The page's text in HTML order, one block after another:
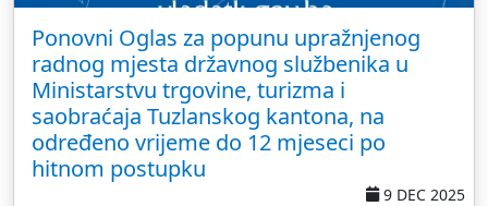
Ponovni Oglas za popunu upražnjenog
radnog mjesta državnog službenika u
Ministarstvu trgovine, turizma i
saobraćaja Tuzlanskog kantona, na
određeno vrijeme do 12 mjeseci po
hitnom postupku
9 DEC 2025